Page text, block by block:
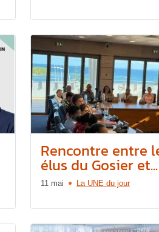
Rencontre entre
élus du Gosier et...
11 mai La UNE du jour